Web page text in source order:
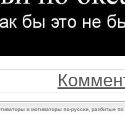
и мотиваторы по-русски, разбитые